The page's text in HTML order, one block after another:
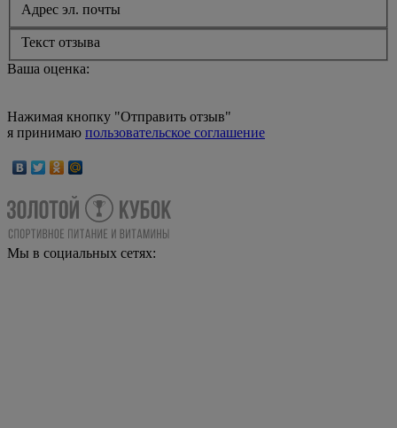
Адрес эл. почты
Текст отзыва
Ваша оценка:
Нажимая кнопку "Отправить отзыв"
я принимаю пользовательское соглашение
Мы в социальных сетях: